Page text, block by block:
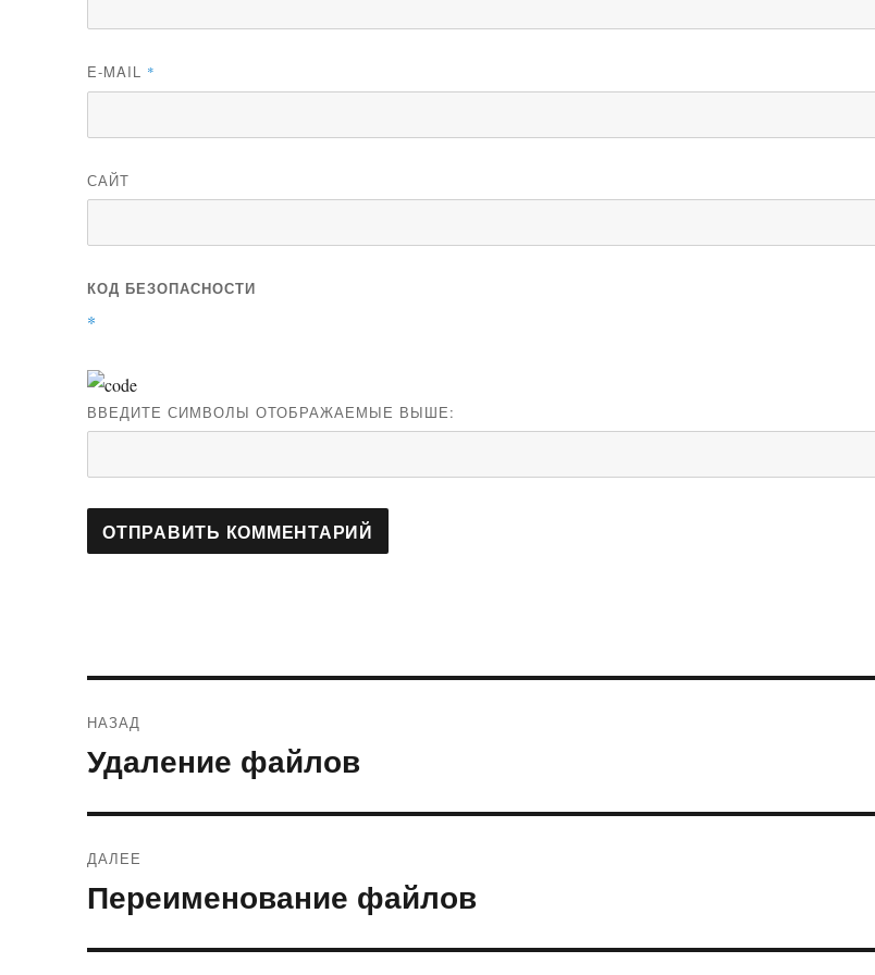
E-MAIL *
САЙТ
КОД БЕЗОПАСНОСТИ
*
ВВЕДИТЕ СИМВОЛЫ ОТОБРАЖАЕМЫЕ ВЫШЕ:
по
НАЗАД
Предыдущая
запись:
Удаление файлов
ДАЛЕЕ
Следующая
запись:
Переименование файлов